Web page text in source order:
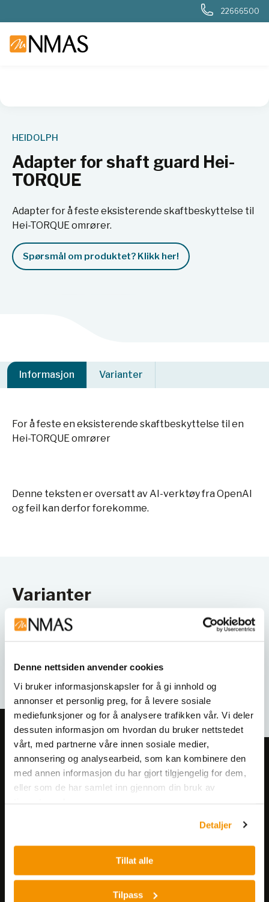
Denne nettsiden anvender cookies
Vi bruker informasjonskapsler for å gi innhold og
annonser et personlig preg, for å levere sosiale
mediefunksjoner og for å analysere trafikken vår. Vi deler
dessuten informasjon om hvordan du bruker nettstedet
vårt, med partnerne våre innen sosiale medier,
annonsering og analysearbeid, som kan kombinere den
med annen informasjon du har gjort tilgjengelig for dem,
eller som de har samlet inn gjennom din bruk av
Detaljer
Tillat alle
Tilpass
22666500
HEIDOLPH
Adapter for shaft guard Hei-
TORQUE
Adapter for å feste eksisterende skaftbeskyttelse til
Hei-TORQUE omrører.
Spørsmål om produktet? Klikk her!
Informasjon Varianter
For å feste en eksisterende skaftbeskyttelse til en
Hei-TORQUE omrører
Denne teksten er oversatt av AI-verktøy fra OpenAI
og feil kan derfor forekomme.
Varianter
Meld deg på vårt nyhetsbrev!
Få informasjon om produkter,
arrangementer og kampanjer.